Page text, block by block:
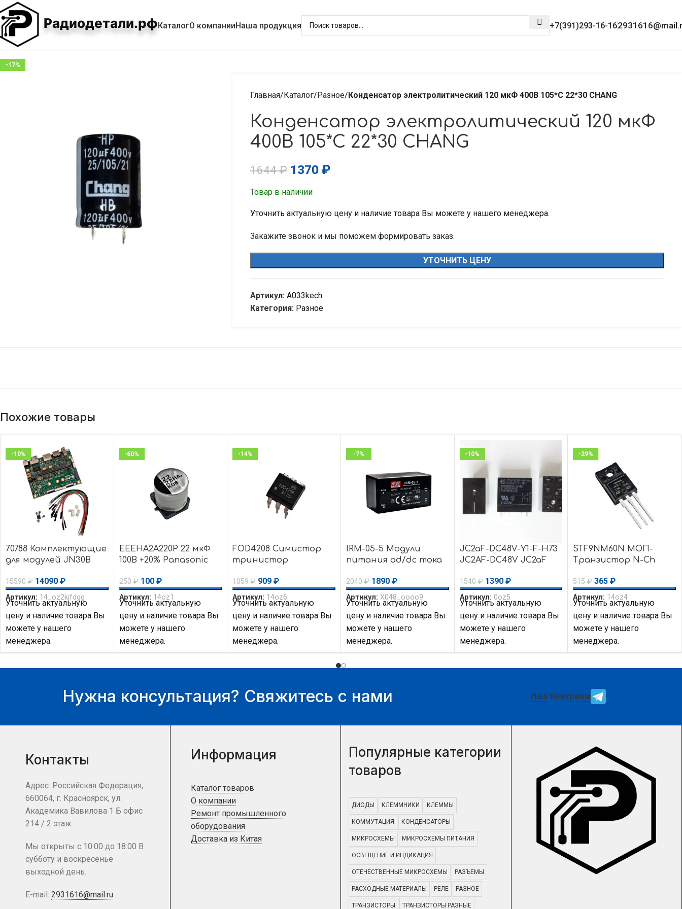
Радиодетали.рфКаталогО компанииНаша продукция +7(391)293-16-16
-17%
Главная Каталог Разное Конденсатор электролитический 120 мкФ 400В 105*C 22*30 CHANG
Конденсатор электролитический 120 мкФ
400В 105*C 22*30 CHANG
1644₽ 1370 ₽
Товар в наличии
Уточнить актуальную цену и наличие товара Вы можете у нашего менеджера.
Закажите звонок и мы поможем формировать заказ.
УТОЧНИТЬ ЦЕНУ
Артикул: A033kech
Категория: Разное
Похожие товары
-10%
70788 Комплектующие
для модулей JN30B
15590₽ 14090 ₽
Артикул: 14_oz2kjfdgg
Уточнить актуальную
цену и наличие товара Вы
можете у нашего
менеджера.
-60%
EEEHA2A220P 22 мкФ
100В +20% Panasonic
алюминиевый
электролит
250₽ 100 ₽
Артикул: 14oz1
Уточнить актуальную
цену и наличие товара Вы
можете у нашего
менеджера.
-14%
FOD4208 Симистор
тринистор
800В ON
Semiconductor
Fairchild
1059₽ 909₽
Артикул: 14oz6
Уточнить актуальную
цену и наличие товара Вы
можете у нашего
менеджера.
-7%
IRM-05-5 Модули
питания ad/dc тока
Encap PS MEAN WELL
2040₽ 1890 ₽
Артикул: X048_oooo9
Уточнить актуальную
цену и наличие товара Вы
можете у нашего
менеджера.
-10%
JC2aF-DC48V-Y1-F-H73
JC2AF-DC48V JC2aF
1540₽ 1390 ₽
Артикул: 0oz5
Уточнить актуальную
цену и наличие товара Вы
можете у нашего
менеджера.
-29%
STF9NM60N МОП-
Транзистор N-Ch
Mdmesh II PWR MO
STM
515₽ 365₽
Артикул: 14oz4
Уточнить актуальную
цену и наличие товара Вы
можете у нашего
менеджера.
Нужна консультация? Свяжитесь с нами Наш телеграмм
Контакты
Адрес: Российская Федерация,
660064, г. Красноярск, ул.
Академика Вавилова 1 Б офис
214 / 2 этаж
Мы открыты с 10:00 до 18:00 В
субботу и воскресенье
выходной день.
E-mail: 2931616@mail.ru
Информация
Каталог товаров
О компании
Ремонт промышленного
оборудования
Доставка из Китая
Популярные категории
товаров
ДИОДЫ КЛЕММНИКИ КЛЕММЫ
КОММУТАЦИЯ КОНДЕНСАТОРЫ
МИКРОСХЕМЫ МИКРОСХЕМЫ ПИТАНИЯ
ОСВЕЩЕНИЕ И ИНДИКАЦИЯ
ОТЕЧЕСТВЕННЫЕ МИКРОСХЕМЫ РАЗЪЕМЫ
РАСХОДНЫЕ МАТЕРИАЛЫ РЕЛЕ РАЗНОЕ
ТРАНЗИСТОРЫ ТРАНЗИСТОРЫ РАЗНЫЕ